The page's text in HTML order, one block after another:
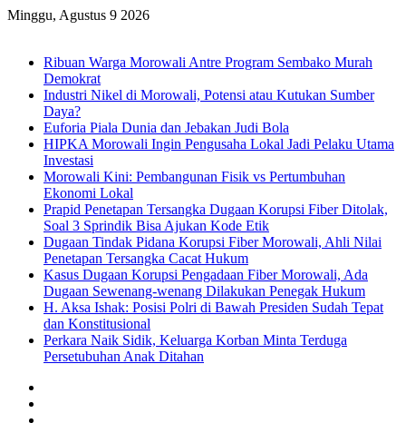
Minggu, Agustus 9 2026
Ribuan Warga Morowali Antre Program Sembako Murah
Demokrat
Industri Nikel di Morowali, Potensi atau Kutukan Sumber
Daya?
Euforia Piala Dunia dan Jebakan Judi Bola
HIPKA Morowali Ingin Pengusaha Lokal Jadi Pelaku Utama
Investasi
Morowali Kini: Pembangunan Fisik vs Pertumbuhan
Ekonomi Lokal
Prapid Penetapan Tersangka Dugaan Korupsi Fiber Ditolak,
Soal 3 Sprindik Bisa Ajukan Kode Etik
Dugaan Tindak Pidana Korupsi Fiber Morowali, Ahli Nilai
Penetapan Tersangka Cacat Hukum
Kasus Dugaan Korupsi Pengadaan Fiber Morowali, Ada
Dugaan Sewenang-wenang Dilakukan Penegak Hukum
H. Aksa Ishak: Posisi Polri di Bawah Presiden Sudah Tepat
dan Konstitusional
Perkara Naik Sidik, Keluarga Korban Minta Terduga
Persetubuhan Anak Ditahan